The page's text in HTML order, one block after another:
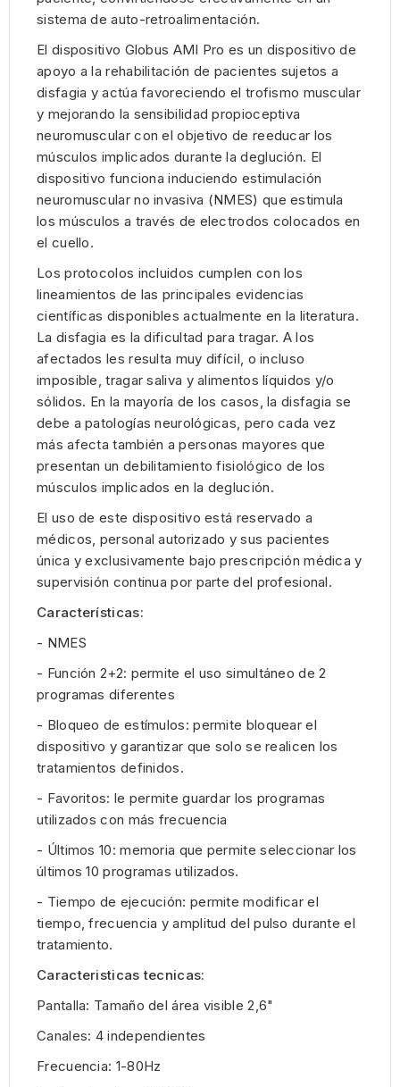
sistema de auto-retroalimentación.
El dispositivo Globus AMI Pro es un dispositivo de
apoyo a la rehabilitación de pacientes sujetos a
disfagia y actúa favoreciendo el trofismo muscular
y mejorando la sensibilidad propioceptiva
neuromuscular con el objetivo de reeducar los
músculos implicados durante la deglución. El
dispositivo funciona induciendo estimulación
neuromuscular no invasiva (NMES) que estimula
los músculos a través de electrodos colocados en
el cuello.
Los protocolos incluidos cumplen con los
lineamientos de las principales evidencias
científicas disponibles actualmente en la literatura.
La disfagia es la dificultad para tragar. A los
afectados les resulta muy difícil, o incluso
imposible, tragar saliva y alimentos líquidos y/o
sólidos. En la mayoría de los casos, la disfagia se
debe a patologías neurológicas, pero cada vez
más afecta también a personas mayores que
presentan un debilitamiento fisiológico de los
músculos implicados en la deglución.
El uso de este dispositivo está reservado a
médicos, personal autorizado y sus pacientes
única y exclusivamente bajo prescripción médica y
supervisión continua por parte del profesional.
Características:
- NMES
- Función 2+2: permite el uso simultáneo de 2
programas diferentes
- Bloqueo de estímulos: permite bloquear el
dispositivo y garantizar que solo se realicen los
tratamientos definidos.
- Favoritos: le permite guardar los programas
utilizados con más frecuencia
- Últimos 10: memoria que permite seleccionar los
últimos 10 programas utilizados.
- Tiempo de ejecución: permite modificar el
tiempo, frecuencia y amplitud del pulso durante el
tratamiento.
Caracteristicas tecnicas:
Pantalla: Tamaño del área visible 2,6"
Canales: 4 independientes
Frecuencia: 1-80Hz